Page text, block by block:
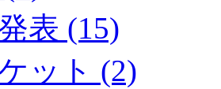
表 (15)
ット (2)